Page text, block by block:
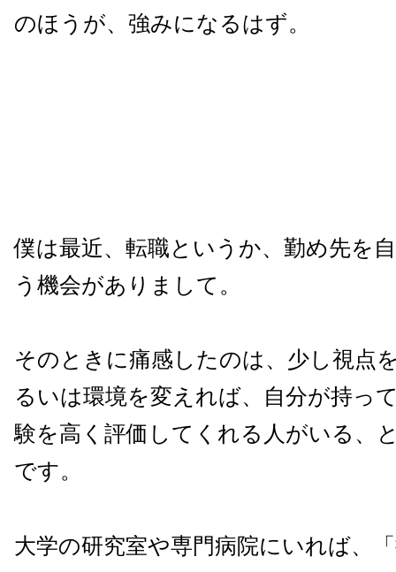
のほうが、強みになるはず。
僕は最近、転職というか、勤め先を
う機会がありまして。
そのときに痛感したのは、少し視点
るいは環境を変えれば、自分が持っ
験を高く評価してくれる人がいる、
です。
大学の研究室や専門病院にいれば、